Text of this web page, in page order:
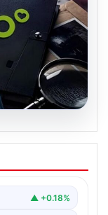
▲ +0.18%